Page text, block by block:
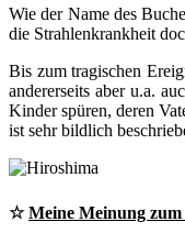
Wie der Name des
die Strahlenkrankheit
Bis zum tragischen
andererseits aber u.a.
Kinder spüren, deren
ist sehr bildlich
☆Meine Meinung zum